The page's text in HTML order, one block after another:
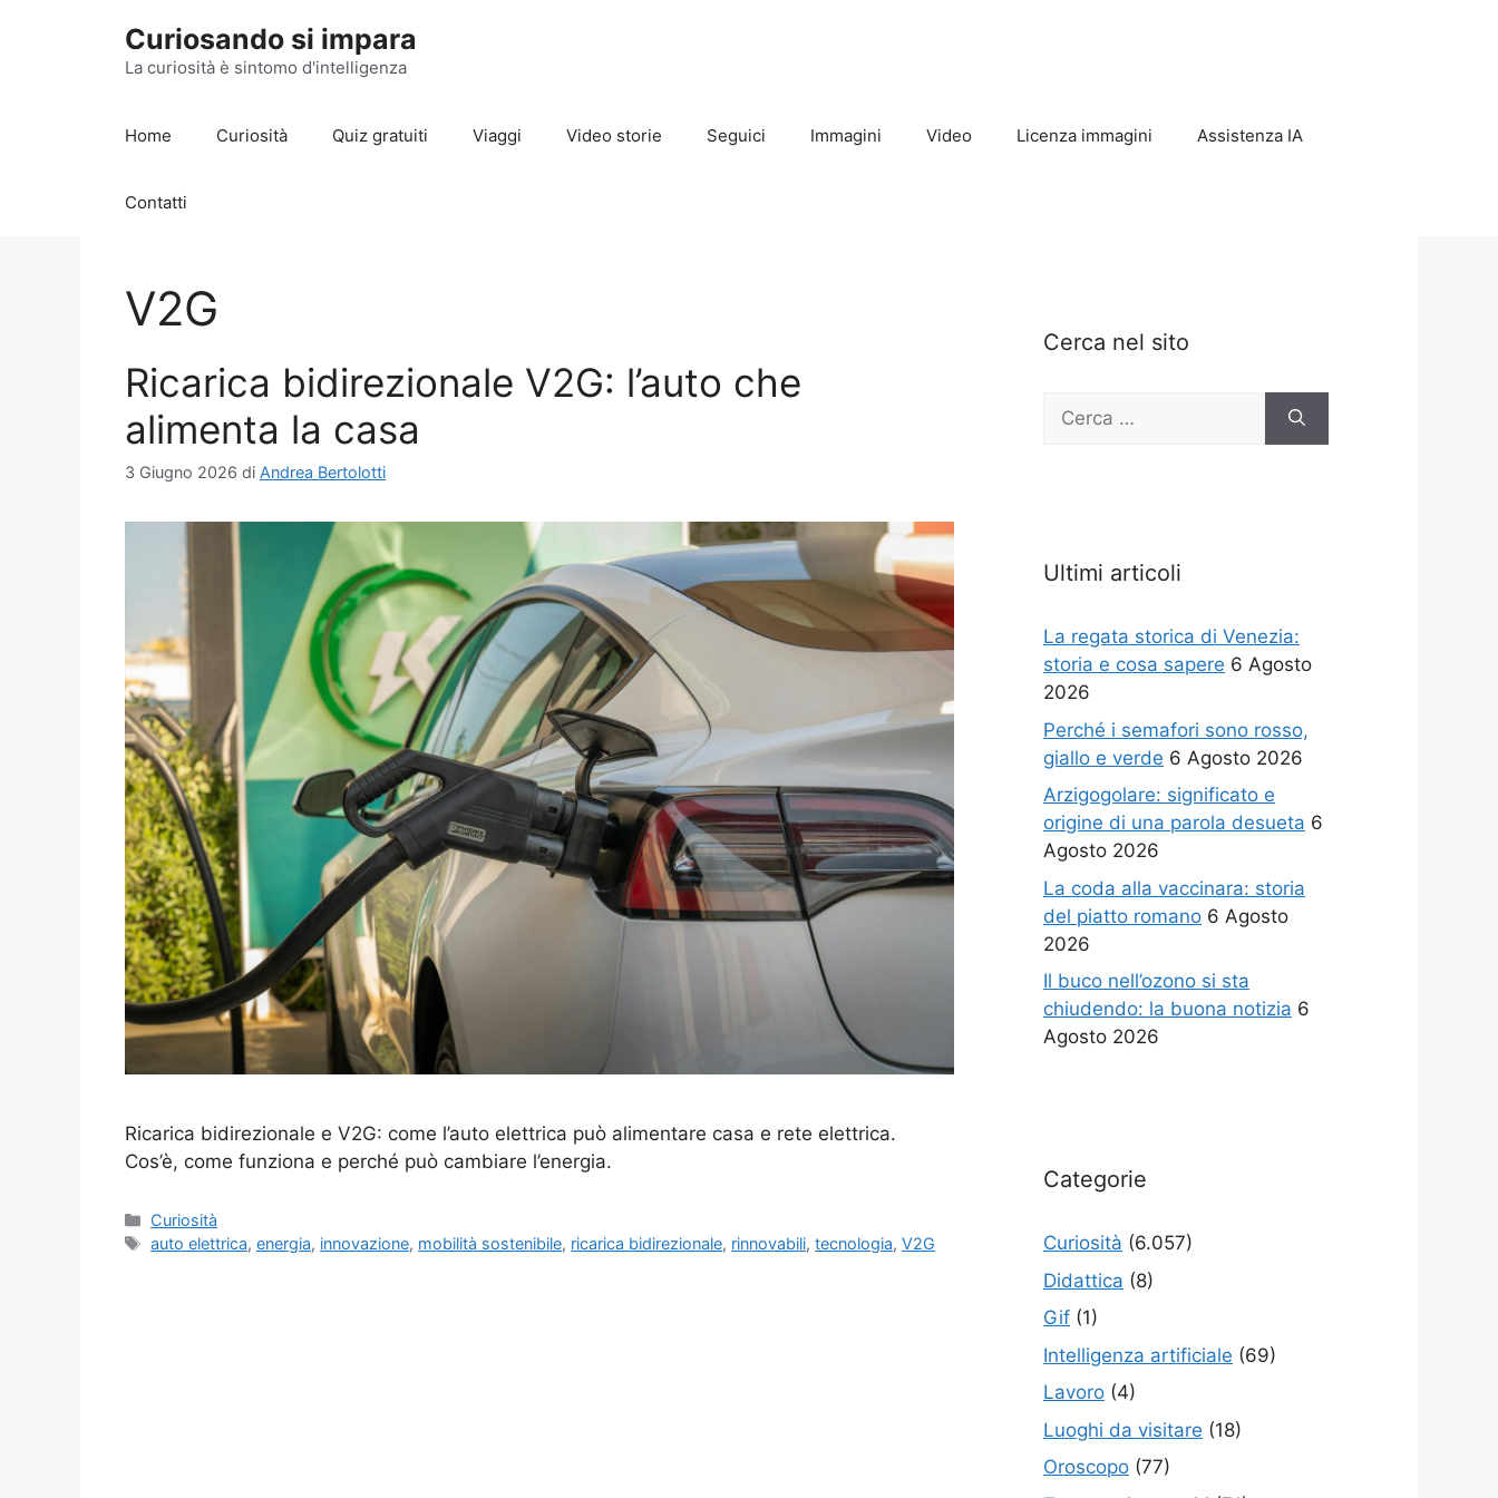
Curiosando si impara
La curiosità è sintomo d'intelligenza
Home Curiosità Quiz gratuiti Viaggi Video storie Seguici Immagini Video Licenza immagini Assistenza IA
Contatti
V2G
Ricarica bidirezionale V2G: l’auto che
alimenta la casa
3 Giugno 2026 di Andrea Bertolotti
Ricarica bidirezionale e V2G: come l’auto elettrica può alimentare casa e rete elettrica.
Cos’è, come funziona e perché può cambiare l’energia.
Categorie
Curiosità
Tag
auto elettrica,energia, innovazione, mobilità sostenibile, ricarica bidirezionale, rinnovabili,tecnologia,V2G
Cerca nel sito
Ricerca
Ultimi articoli
La regata storica di Venezia:
storia e cosa sapere 6 Agosto
2026
Perché i semafori sono rosso,
giallo e verde 6 Agosto 2026
Arzigogolare: significato e
origine di una parola desueta 6
Agosto 2026
La coda alla vaccinara: storia
del piatto romano 6 Agosto
2026
Il buco nell’ozono si sta
chiudendo: la buona notizia 6
Agosto 2026
Categorie
Curiosità (6.057)
Didattica (8)
Gif (1)
Intelligenza artificiale (69)
Lavoro (4)
Luoghi da visitare (18)
Oroscopo (77)